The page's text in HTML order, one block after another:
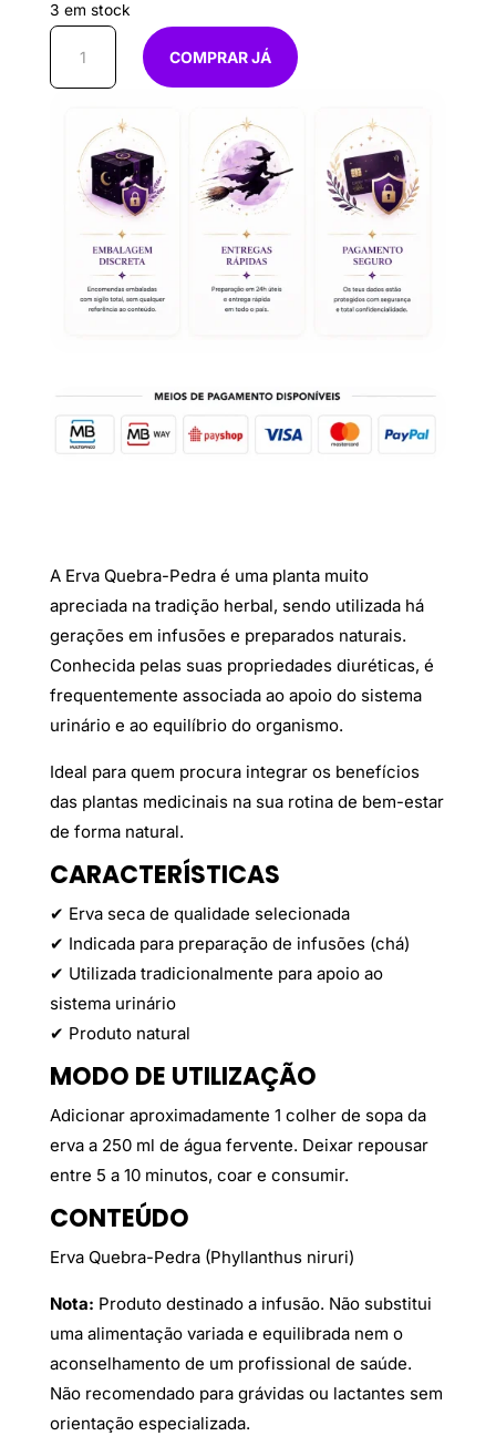
3 em stock
Quantidade
Quebra
Pedra
COMPRAR JÁ
A Erva Quebra-Pedra é uma planta muito
apreciada na tradição herbal, sendo utilizada há
gerações em infusões e preparados naturais.
Conhecida pelas suas propriedades diuréticas, é
frequentemente associada ao apoio do sistema
urinário e ao equilíbrio do organismo.
Ideal para quem procura integrar os benefícios
das plantas medicinais na sua rotina de bem-estar
de forma natural.
CARACTERÍSTICAS
✔ Erva seca de qualidade selecionada
✔ Indicada para preparação de infusões (chá)
✔ Utilizada tradicionalmente para apoio ao
sistema urinário
✔ Produto natural
MODO DE UTILIZAÇÃO
Adicionar aproximadamente 1 colher de sopa da
erva a 250 ml de água fervente. Deixar repousar
entre 5 a 10 minutos, coar e consumir.
CONTEÚDO
Erva Quebra-Pedra (Phyllanthus niruri)
Nota: Produto destinado a infusão. Não substitui
uma alimentação variada e equilibrada nem o
aconselhamento de um profissional de saúde.
Não recomendado para grávidas ou lactantes sem
orientação especializada.